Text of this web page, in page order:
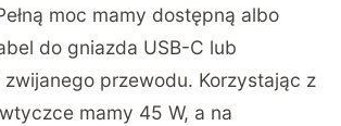
moc mamy dostępną albo
do gniazda USB-C lub
przewodu. Korzystając z
mamy 45 W, a na